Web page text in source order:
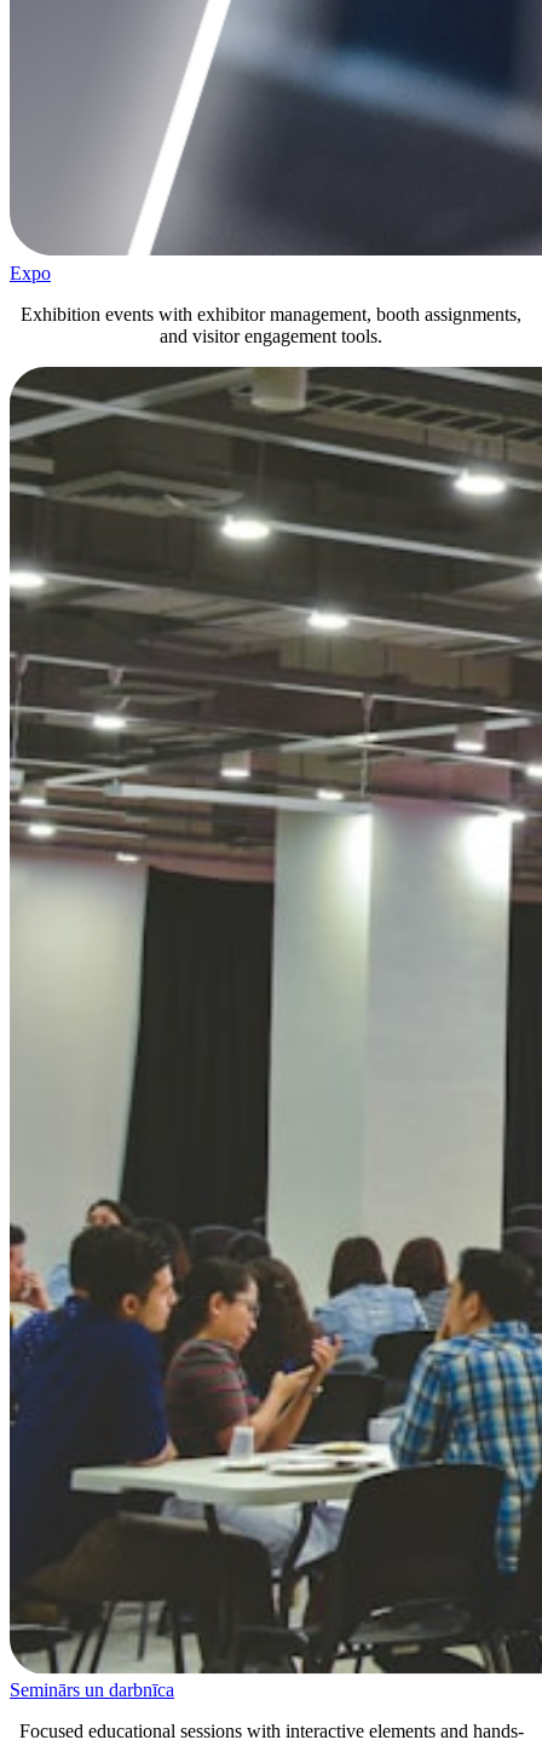
Expo
Exhibition events with exhibitor management, booth assignments,
and visitor engagement tools.
Seminārs un darbnīca
Focused educational sessions with interactive elements and hands-